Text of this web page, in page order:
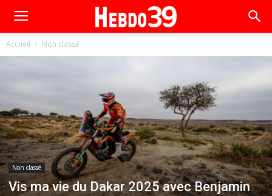
Accueil Non classé
Non classé
Vis ma vie du Dakar 2025 avec Benjamin